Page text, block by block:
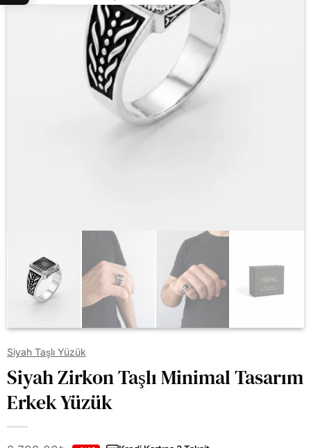
Siyah Taşlı Yüzük
Siyah Zirkon Taşlı Minimal Tasarım
Erkek Yüzük